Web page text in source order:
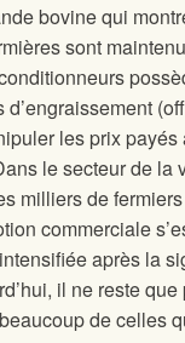
bovine qui
sont
les prix payés
le secteur de la
milliers de
commerciale
après la
il ne reste
de celles